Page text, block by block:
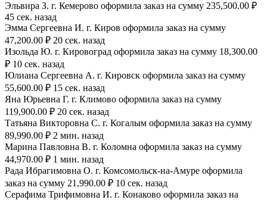
Эльвира З. г. Кемерово оформила заказ на сумму 235,500.00 ₽
45 сек. назад
Эмма Сергеевна И. г. Киров оформила заказ на сумму
47,200.00 ₽ 20 сек. назад
Изольда Ю. г. Кировоград оформила заказ на сумму 18,300.00
₽ 10 сек. назад
Юлиана Сергеевна А. г. Кировск оформила заказ на сумму
55,600.00 ₽ 15 сек. назад
Яна Юрьевна Г. г. Климово оформила заказ на сумму
119,900.00 ₽ 20 сек. назад
Татьяна Викторовна С. г. Когалым оформила заказ на сумму
89,990.00 ₽ 2 мин. назад
Марина Павловна В. г. Коломна оформила заказ на сумму
44,970.00 ₽ 1 мин. назад
Рада Ибрагимовна О. г. Комсомольск-на-Амуре оформила
заказ на сумму 21,990.00 ₽ 10 сек. назад
Серафима Трифимовна И. г. Конаково оформила заказ на